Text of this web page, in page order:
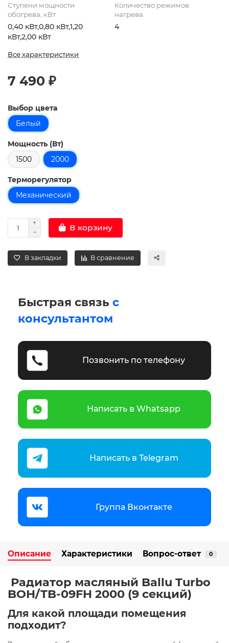
Ступени мощности
обогрева, кВт
0,40 кВт,0,80 кВт,1,20
кВт,2,00 кВт
Количество режимов
нагрева
4
Все характеристики
7 490 ₽
Выбор цвета
Белый
Мощность (Вт)
1500
2000
Терморегулятор
Механический
В корзину
В закладки В сравнение
Быстрая связь с
консультантом
Позвонить по телефону
Написать в Whatsapp
Написать в Telegram
Группа Вконтакте
Описание Характеристики Вопрос-ответ 0
Радиатор масляный Ballu Turbo
BOH/TB-09FH 2000 (9 секций)
Для какой площади помещения
подходит?